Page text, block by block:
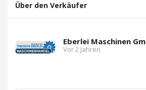
Über den Verkäufer
Eberlei Maschinen
Vor 2 Jahren